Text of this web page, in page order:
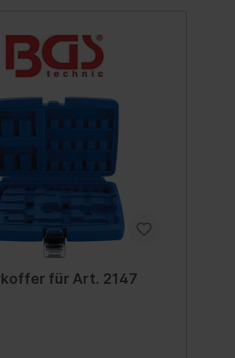
für Art. 2147